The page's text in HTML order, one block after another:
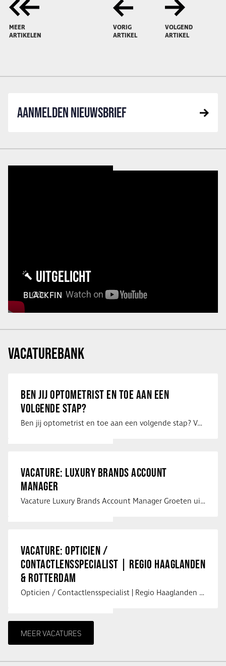
MEER
ARTIKELEN
VORIG
ARTIKEL
VOLGEND
ARTIKEL
AANMELDEN NIEUWSBRIEF
UITGELICHT
BLACKFIN
VACATUREBANK
BEN JIJ OPTOMETRIST EN TOE AAN EEN
VOLGENDE STAP?
Ben jij optometrist en toe aan een volgende stap? Voor een optiekketen is Eye …
VACATURE: LUXURY BRANDS ACCOUNT
MANAGER
Vacature Luxury Brands Account Manager Groeten uit Spanje! Vanaf mijn …
VACATURE: OPTICIEN /
CONTACTLENSSPECIALIST | REGIO HAAGLANDEN
& ROTTERDAM
Opticien / Contactlensspecialist | Regio Haaglanden & Rotterdam Saludos uit …
MEER VACATURES